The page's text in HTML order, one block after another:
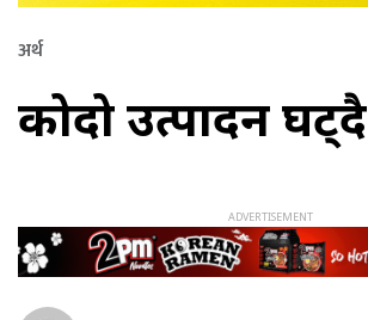
अर्थ
कोदो उत्पादन घट्दै